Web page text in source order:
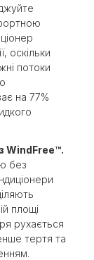
оскільки
потоки
на 77%
WindFree™.
без
площі
рухається
тертя та